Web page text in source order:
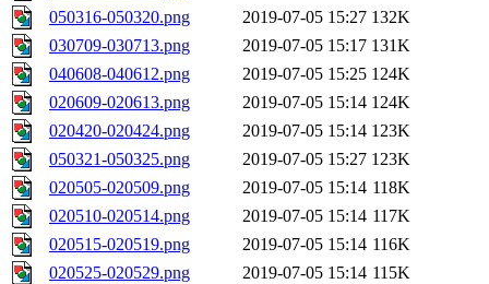
050316-050320.png
2019-07-05 15:27 132K
030709-030713.png
2019-07-05 15:17 131K
040608-040612.png
2019-07-05 15:25 124K
020609-020613.png
2019-07-05 15:14 124K
020420-020424.png
2019-07-05 15:14 123K
050321-050325.png
2019-07-05 15:27 123K
020505-020509.png
2019-07-05 15:14 118K
020510-020514.png
2019-07-05 15:14 117K
020515-020519.png
2019-07-05 15:14 116K
020525-020529.png
2019-07-05 15:14 115K